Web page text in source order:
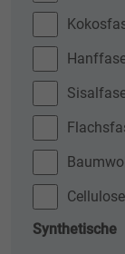
Synthetische